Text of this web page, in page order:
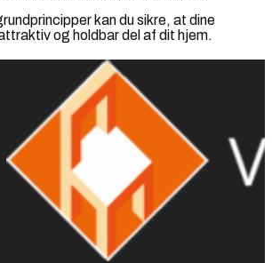
kan du sikre, at dine
og holdbar del af dit hjem.